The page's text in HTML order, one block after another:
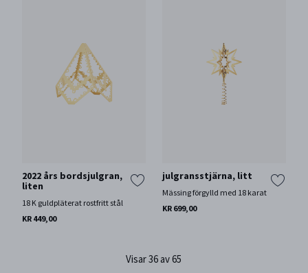
2022 års bordsjulgran,
liten
18 K guldpläterat rostfritt stål
KR 449,00
julgransstjärna, litt
Mässing förgylld med 18 karat
KR 699,00
Visar 36 av 65